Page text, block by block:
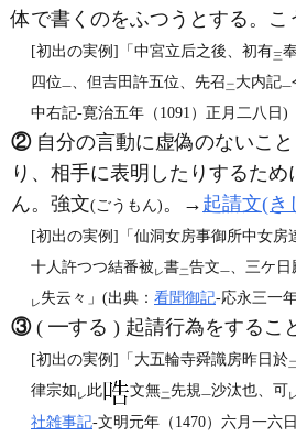
体で書くのをふつうとする。こ
[初出の実例]「中宮立后之後、初有三
四位一 、但吉田許五位、先召二大内記一
中右記‐寛治五年（1091）正月二八日)
②自分の言動に虚偽のないこ
り、相手に表明したりするた
ん。強文(ごうもん)。→ 起請文(き
[初出の実例]「仙洞女房事御所中女房
十人許つつ結番被 レ書二告文一 、三ケ
レ 失云々」(出典： 看聞御記‐応永三一
③( ━する ) 起請行為をするこ
[初出の実例]「大五輪寺舜識房昨日於
律宗如 レ 此 文無二先規 一沙汰也、可レ
社雑事記‐文明元年（1470）六月一六